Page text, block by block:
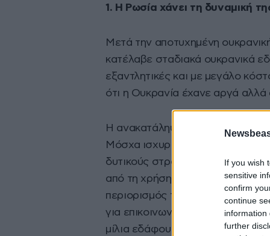
If you wish
sensitive
confirm
continue
information
further
1. Η Ρωσία χάνει τη δυναμική
Μετά την αποτυχημένη
κατέλαβε σταδιακά ουκρανικά
εξαντλητικές και με μεγάλο
ότι η Ουκρανία έχανε αργά
Η ανακατάληψη του Κουπιάνσκ
Μόσχα ισχυριζόταν ότι είχε
δυτικούς στρατιωτικούς
από τη χρήση του δορυφορικού
περιορισμός του Telegram από
για επικοινωνία, βοήθησαν την
μίλια εδάφους στην περιοχή της